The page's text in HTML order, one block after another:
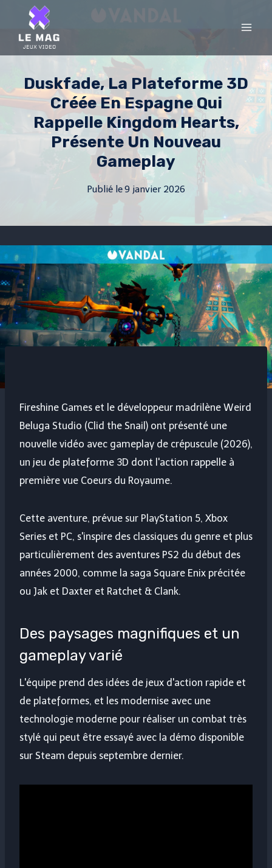
content
Duskfade, La Plateforme 3D
Créée En Espagne Qui
Rappelle Kingdom Hearts,
Présente Un Nouveau
Gameplay
Publié le9 janvier 2026
Fireshine Games et le développeur madrilène Weird
Beluga Studio (Clid the Snail) ont présenté une
nouvelle vidéo avec gameplay de crépuscule (2026),
un jeu de plateforme 3D dont l'action rappelle à
première vue Coeurs du Royaume.
Cette aventure, prévue sur PlayStation 5, Xbox
Series et PC, s'inspire des classiques du genre et plus
particulièrement des aventures PS2 du début des
années 2000, comme la saga Square Enix précitée
ou Jak et Daxter et Ratchet & Clank.
Des paysages magnifiques et un
gameplay varié
L'équipe prend des idées de jeux d'action rapide et
de plateformes, et les modernise avec une
technologie moderne pour réaliser un combat très
stylé qui peut être essayé avec la démo disponible
sur Steam depuis septembre dernier.